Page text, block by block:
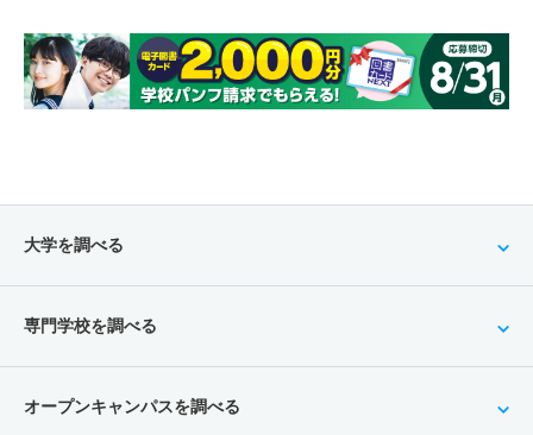
大学を調べる
専門学校を調べる
オープンキャンパスを調べる